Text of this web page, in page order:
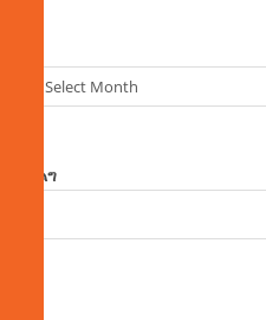
Select Month
ፈልግ